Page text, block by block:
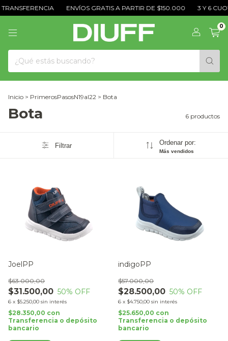
ENVÍOS GRATIS A PARTIR DE $150.000 3 Y 6
0
Inicio > PrimerosPasosN19al22 > Bota
Bota 6 productos
Filtrar Ordenar por:
Más vendidos
JoelPP
$31.500,00
$63.000,00
50% OFF
6 x $5.250,00 sin interés
$28.350,00 con
Transferencia o depósito
bancario
indigoPP
$28.500,00
$57.000,00
50% OFF
6 x $4.750,00 sin interés
$25.650,00 con
Transferencia o depósito
bancario